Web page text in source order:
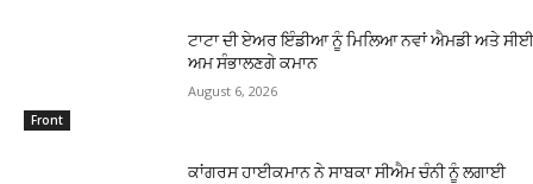
Front
ਟਾਟਾ ਦੀ ਏਅਰ ਇੰਡੀਆ ਨੂੰ ਮਿਲਿਆ ਨਵਾਂ ਐਮਡੀ ਅਤੇ
ਅਮ ਸੰਭਾਲਣਗੇ ਕਮਾਨ
August 6, 2026
ਕਾਂਗਰਸ ਹਾਈਕਮਾਨ ਨੇ ਸਾਬਕਾ ਸੀਐਮ ਚੰਨੀ ਨੂੰ ਲਗਾਈ